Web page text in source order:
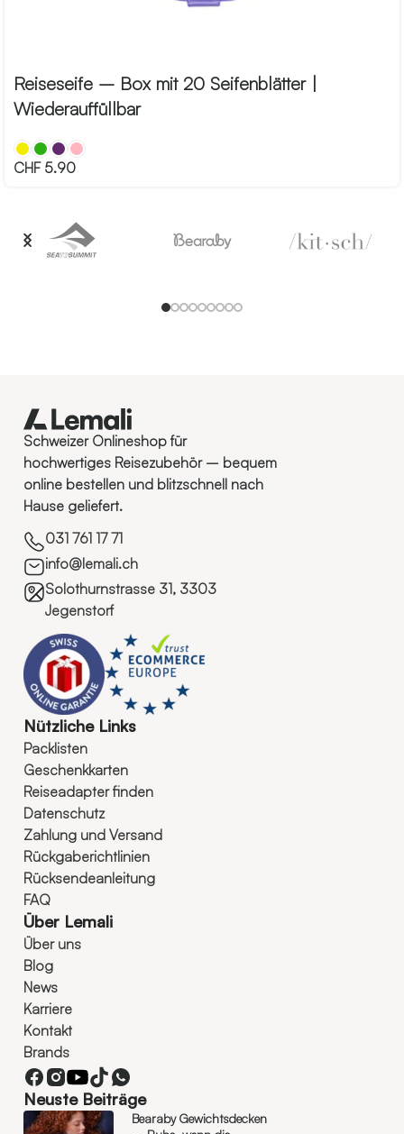
Reiseseife – Box mit 20 Seifenblätter |
Wiederauffüllbar
CHF5.90
Schweizer Onlineshop für
hochwertiges Reisezubehör – bequem
online bestellen und blitzschnell nach
Hause geliefert.
031 761 17 71
info@lemali.ch
Solothurnstrasse 31, 3303
Jegenstorf
Nützliche Links
Packlisten
Geschenkkarten
Reiseadapter finden
Datenschutz
Zahlung und Versand
Rückgaberichtlinien
Rücksendeanleitung
FAQ
Über Lemali
Über uns
Blog
News
Karriere
Kontakt
Brands
Neuste Beiträge
Bearaby Gewichtsdecken